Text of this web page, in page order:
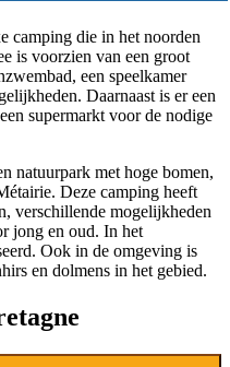
camping die in het noorden
is voorzien van een groot
een speelkamer
Daarnaast is er een
supermarkt voor de nodige
natuurpark met hoge bomen,
Deze camping heeft
verschillende mogelijkheden
jong en oud. In het
Ook in de omgeving is
en dolmens in het gebied.